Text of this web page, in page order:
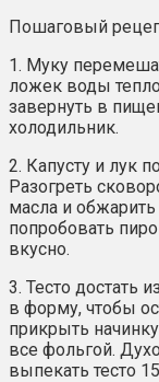
Пошаговый
1. Муку
ложек воды
завернуть в
холодильник.
2. Капусту и лук
Разогреть
масла и
попробовать
вкусно.
3. Тесто достать
в форму, чтобы
прикрыть
все фольгой.
выпекать тесто